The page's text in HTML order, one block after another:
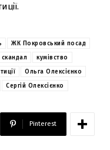
ЖК Покровський посад
кумівство
Ольга Олексієнко
Сергій Олексієнко
Pinterest